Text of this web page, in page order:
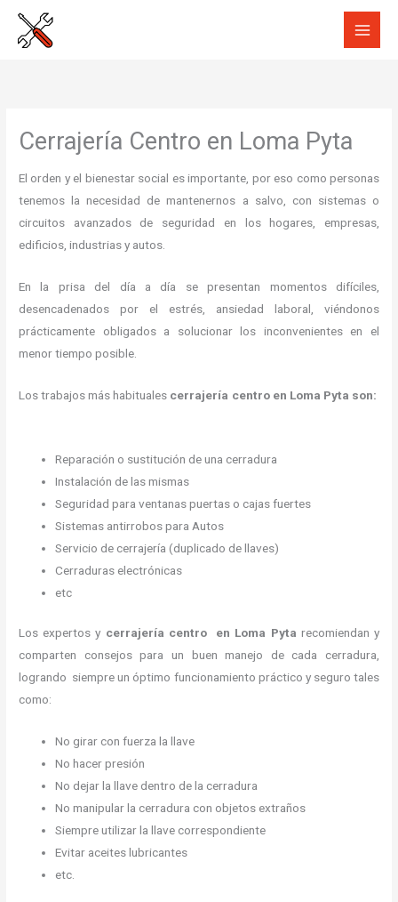
Cerrajería Centro en Loma Pyta
El orden y el bienestar social es importante, por eso como personas
tenemos la necesidad de mantenernos a salvo, con sistemas o
circuitos avanzados de seguridad en los hogares, empresas,
edificios, industrias y autos.
En la prisa del día a día se presentan momentos difíciles,
desencadenados por el estrés, ansiedad laboral, viéndonos
prácticamente obligados a solucionar los inconvenientes en el
menor tiempo posible.
Los trabajos más habituales cerrajería centro en Loma Pyta son:
Reparación o sustitución de una cerradura
Instalación de las mismas
Seguridad para ventanas puertas o cajas fuertes
Sistemas antirrobos para Autos
Servicio de cerrajería (duplicado de llaves)
Cerraduras electrónicas
etc
Los expertos y cerrajería centro en Loma Pyta recomiendan y
comparten consejos para un buen manejo de cada cerradura,
logrando siempre un óptimo funcionamiento práctico y seguro tales
como:
No girar con fuerza la llave
No hacer presión
No dejar la llave dentro de la cerradura
No manipular la cerradura con objetos extraños
Siempre utilizar la llave correspondiente
Evitar aceites lubricantes
etc.